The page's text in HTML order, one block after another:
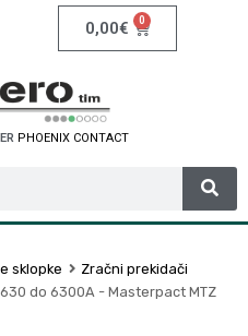
0,00€ 0
SCHNEIDE R E L
NTACT
sklopke
Zračni prekidači
do 6300A - Masterpact MTZ